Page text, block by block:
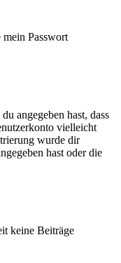
Passwort
angegeben hast, dass
vielleicht
wurde dir
hast oder die
keine Beiträge